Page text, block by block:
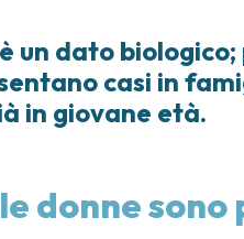
un dato
casi in
in giovane età.
donne sono